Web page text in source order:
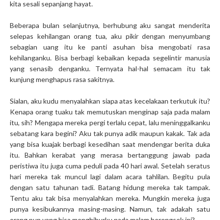
kita sesali sepanjang hayat.
Beberapa bulan selanjutnya, berhubung aku sangat menderita
selepas kehilangan orang tua, aku pikir dengan menyumbang
sebagian uang itu ke panti asuhan bisa mengobati rasa
kehilanganku. Bisa berbagi kebaikan kepada segelintir manusia
yang senasib denganku. Ternyata hal-hal semacam itu tak
kunjung menghapus rasa sakitnya.
Sialan, aku kudu menyalahkan siapa atas kecelakaan terkutuk itu?
Kenapa orang tuaku tak memutuskan menginap saja pada malam
itu, sih? Mengapa mereka pergi terlalu cepat, lalu meninggalkanku
sebatang kara begini? Aku tak punya adik maupun kakak. Tak ada
yang bisa kuajak berbagi kesedihan saat mendengar berita duka
itu. Bahkan kerabat yang merasa bertanggung jawab pada
peristiwa itu juga cuma peduli pada 40 hari awal. Setelah seratus
hari mereka tak muncul lagi dalam acara tahlilan. Begitu pula
dengan satu tahunan tadi. Batang hidung mereka tak tampak.
Tentu aku tak bisa menyalahkan mereka. Mungkin mereka juga
punya kesibukannya masing-masing. Namun, tak adakah satu